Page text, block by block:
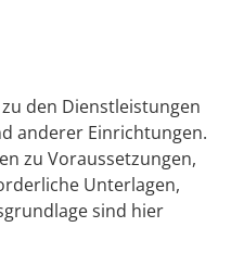
den Dienstleistungen
anderer Einrichtungen.
zu Voraussetzungen,
Unterlagen,
sind hier